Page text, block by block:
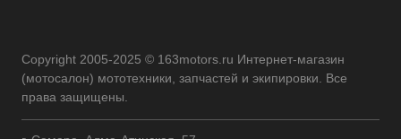
Copyright 2005-2025 © 163motors.ru Интернет-магазин
(мотосалон) мототехники, запчастей и экипировки. Все
права защищены.